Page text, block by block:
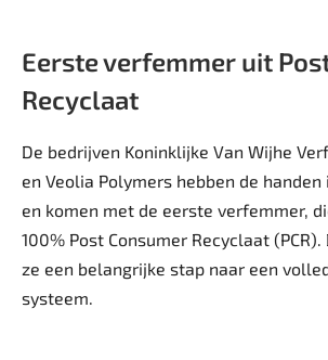
Eerste verfemmer uit
Recyclaat
De bedrijven Koninklijke Van Wijhe
en Veolia Polymers hebben de
en komen met de eerste verfemmer,
100% Post Consumer Recyclaat
ze een belangrijke stap naar een
systeem.